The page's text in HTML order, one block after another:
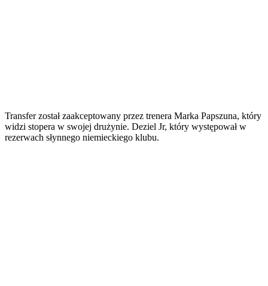
Transfer został zaakceptowany przez trenera Marka Papszuna, który
widzi stopera w swojej drużynie. Deziel Jr, który występował w
rezerwach słynnego niemieckiego klubu.